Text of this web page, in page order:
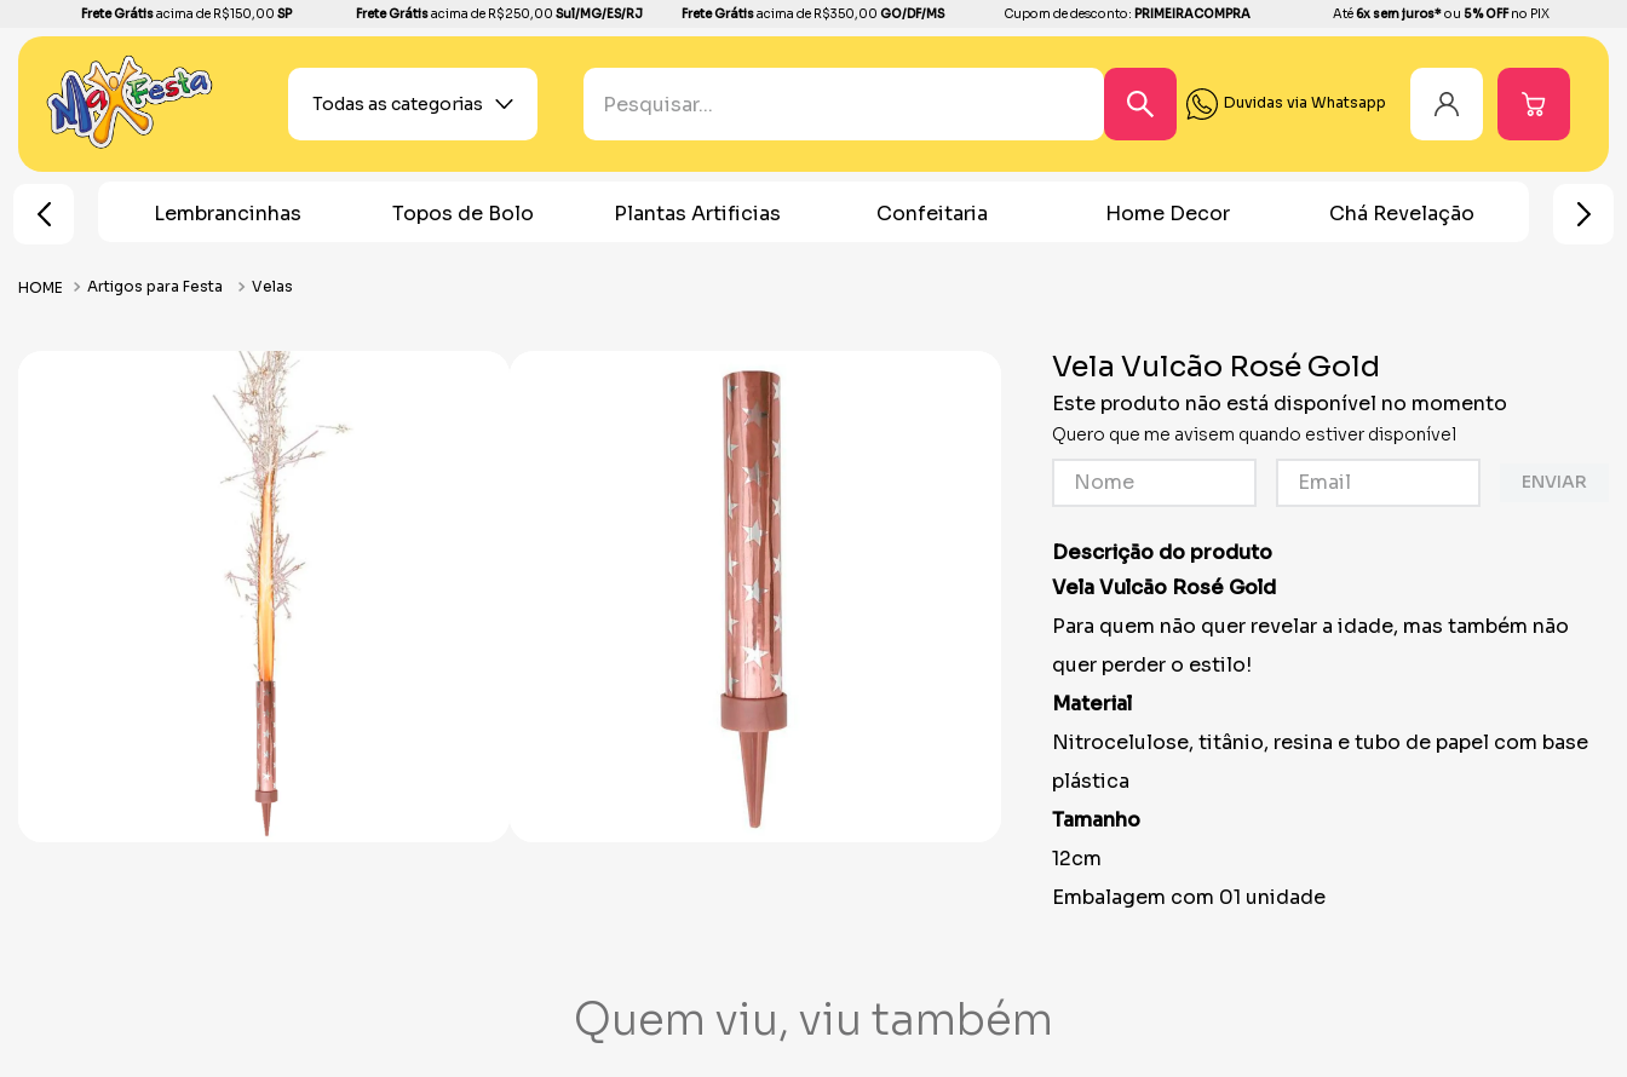
Frete Grátisacima de R$150,00 SP Frete Grátisacima de R$250,00Sul/MG/ES/RJ Frete Grátisacima de R$350,00GO/DF/MS Cupom de desconto:PRIMEIRACOMPRA Até6x sem juros*ou 5% OFFno PIX
Todas as categorias
Pesquisar...
TERMOS MAIS BUSCADOS
boleira
Duvidas via Whatsapp
Festa Lembrancinhas Topos de Bolo Plantas Artificias Confeitaria Home Decor Chá Revelação Festa
Artigos para Festa Velas
Vela Vulcão Rosé Gold
Este produto não está disponível no momento
Quero que me avisem quando estiver disponível
ENVIAR
Descrição do produto
Vela Vulcão Rosé Gold
Para quem não quer revelar a idade, mas também não
quer perder o estilo!
Material
Nitrocelulose, titânio, resina e tubo de papel com base
plástica
Tamanho
12cm
Embalagem com 01 unidade
Quem viu, viu também